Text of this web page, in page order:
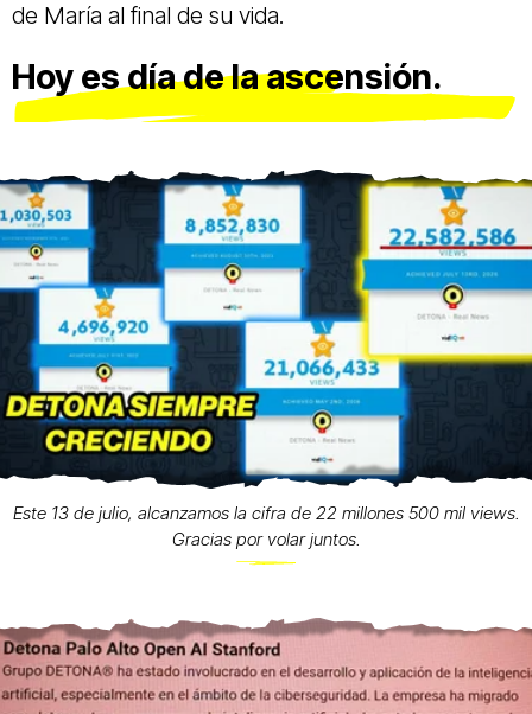
de María al final de su vida.
Hoy es día de la ascensión.
Este 13 de julio, alcanzamos la cifra de 22 millones 500 mil views.
Gracias por volar juntos.